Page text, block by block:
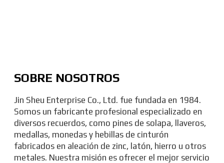
SOBRE NOSOTROS
Jin Sheu Enterprise Co., Ltd. fue fundada en 1984.
Somos un fabricante profesional especializado en
diversos recuerdos, como pines de solapa, llaveros,
medallas, monedas y hebillas de cinturón
fabricados en aleación de zinc, latón, hierro u otros
metales. Nuestra misión es ofrecer el mejor servicio